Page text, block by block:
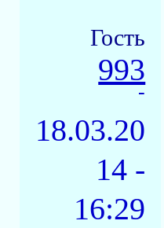
Гость
993
-
18.03.20
14 -
16:29